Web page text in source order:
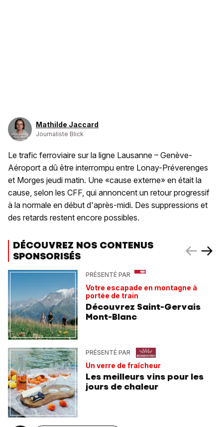
Mathilde Jaccard
Journaliste Blick
Le trafic ferroviaire sur la ligne Lausanne – Genève-
Aéroport a dû être interrompu entre Lonay-Préverenges
et Morges jeudi matin. Une «cause externe» en était la
cause, selon les CFF, qui annoncent un retour progressif
à la normale en début d'après-midi. Des suppressions et
des retards restent encore possibles.
DÉCOUVREZ NOS CONTENUS
SPONSORISÉS
PRÉSENTÉ PAR
Votre escapade en montagne à
portée de train
Découvrez Saint-Gervais
Mont-Blanc
PRÉSENTÉ PAR
Un verre de fraîcheur
Les meilleurs vins pour les
jours de chaleur